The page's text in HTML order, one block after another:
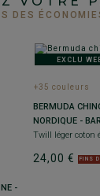
DES
-
EXCLU
+35 couleurs
BERMUDA
NORDIQUE -
Twill léger coton
24,00 € FINS